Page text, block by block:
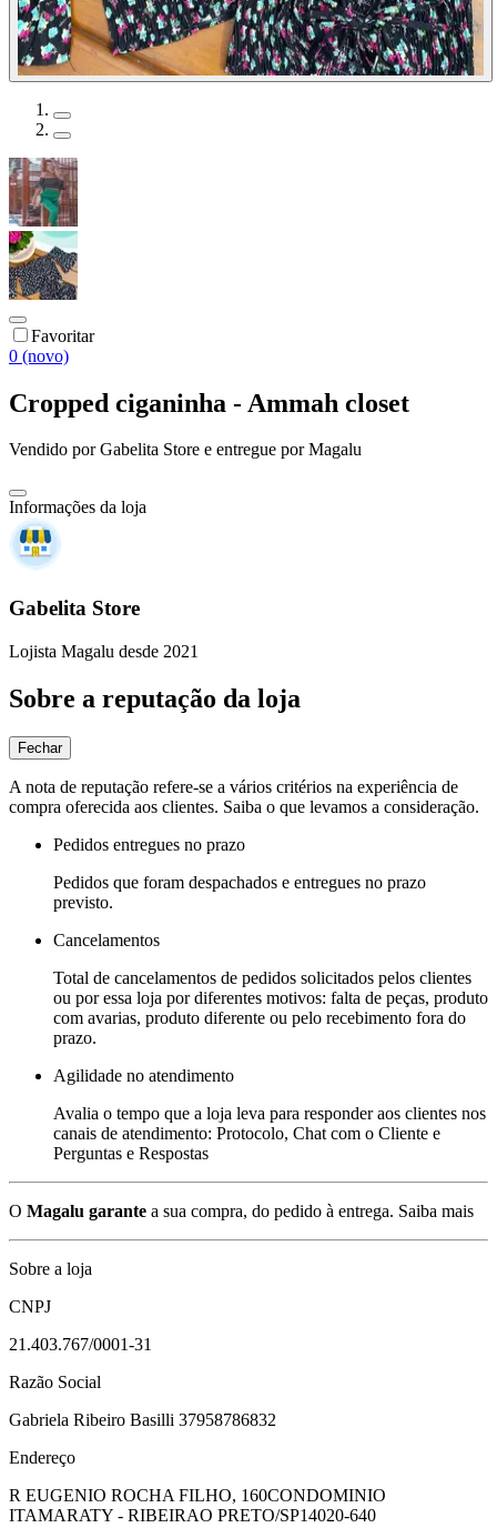
Favoritar
0 (novo)
Cropped ciganinha - Ammah closet
Vendido porGabelita Store e entregue por Magalu
Informações da loja
Gabelita Store
Lojista Magalu desde 2021
Sobre a reputação da loja
Fechar
A nota de reputação refere-se a vários critérios na experiência de
compra oferecida aos clientes. Saiba o que levamos a consideração.
Pedidos entregues no prazo
Pedidos que foram despachados e entregues no prazo
previsto.
Cancelamentos
Total de cancelamentos de pedidos solicitados pelos clientes
ou por essa loja por diferentes motivos: falta de peças, produto
com avarias, produto diferente ou pelo recebimento fora do
prazo.
Agilidade no atendimento
Avalia o tempo que a loja leva para responder aos clientes nos
canais de atendimento: Protocolo, Chat com o Cliente e
Perguntas e Respostas
O Magalu garante a sua compra, do pedido à entrega. Saiba mais
Sobre a loja
CNPJ
21.403.767/0001-31
Razão Social
Gabriela Ribeiro Basilli 37958786832
Endereço
R EUGENIO ROCHA FILHO, 160CONDOMINIO
ITAMARATY - RIBEIRAO PRETO/SP14020-640